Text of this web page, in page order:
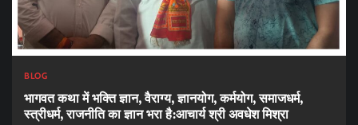
BLOG
भागवत कथा में भक्ति ज्ञान, वैराग्य, ज्ञानयोग, कर्मयोग, समाजधर्म,
स्त्रीधर्म, राजनीति का ज्ञान भरा है:आचार्य श्री अवधेश मिश्रा